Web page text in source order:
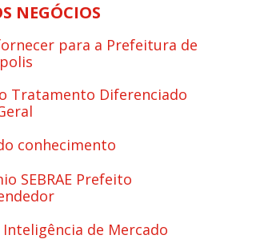
NEGÓCIOS
para a Prefeitura de
Tratamento Diferenciado
conhecimento
SEBRAE Prefeito
Inteligência de Mercado